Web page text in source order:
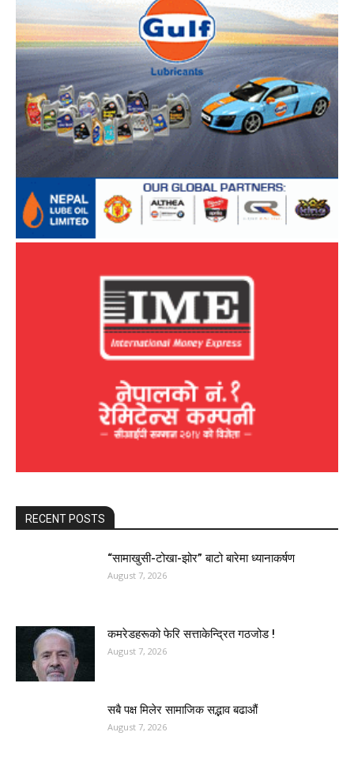
RECENT POSTS
“सामाखुसी-टोखा-झोर” बाटो बारेमा ध्यानाकर्षण
August 7, 2026
कमरेडहरूको फेरि सत्ताकेन्द्रित गठजोड !
August 7, 2026
सबै पक्ष मिलेर सामाजिक सद्भाव बढाऔं
August 7, 2026